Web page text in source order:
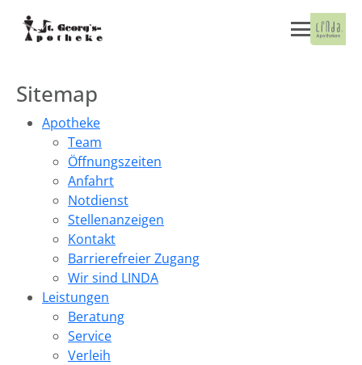
Sitemap
Apotheke
Team
Öffnungszeiten
Anfahrt
Notdienst
Stellenanzeigen
Kontakt
Barrierefreier Zugang
Wir sind LINDA
Leistungen
Beratung
Service
Verleih